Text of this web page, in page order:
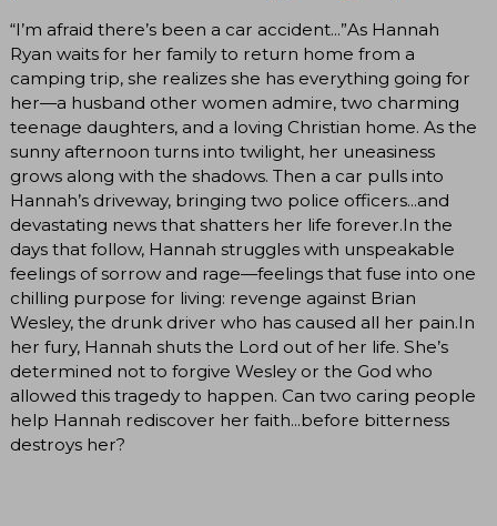
“I’m afraid there’s been a car accident...”As Hannah
Ryan waits for her family to return home from a
camping trip, she realizes she has everything going for
her—a husband other women admire, two charming
teenage daughters, and a loving Christian home. As the
sunny afternoon turns into twilight, her uneasiness
grows along with the shadows. Then a car pulls into
Hannah’s driveway, bringing two police officers...and
devastating news that shatters her life forever.In the
days that follow, Hannah struggles with unspeakable
feelings of sorrow and rage—feelings that fuse into one
chilling purpose for living: revenge against Brian
Wesley, the drunk driver who has caused all her pain.In
her fury, Hannah shuts the Lord out of her life. She’s
determined not to forgive Wesley or the God who
allowed this tragedy to happen. Can two caring people
help Hannah rediscover her faith...before bitterness
destroys her?